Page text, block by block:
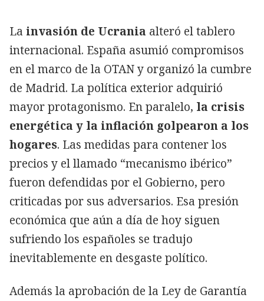
La invasión de Ucrania alteró el tablero
internacional. España asumió compromisos
en el marco de la OTAN y organizó la cumbre
de Madrid. La política exterior adquirió
mayor protagonismo. En paralelo, la crisis
energética y la inflación golpearon a los
hogares. Las medidas para contener los
precios y el llamado “mecanismo ibérico”
fueron defendidas por el Gobierno, pero
criticadas por sus adversarios. Esa presión
económica que aún a día de hoy siguen
sufriendo los españoles se tradujo
inevitablemente en desgaste político.
Además la aprobación de la Ley de Garantía